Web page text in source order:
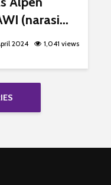
(narasi...
2024 1,041 views